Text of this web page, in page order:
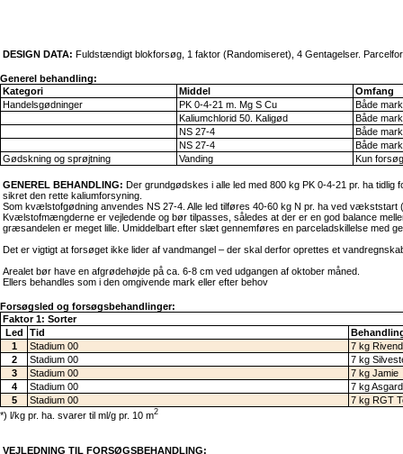
DESIGN DATA: Fuldstændigt blokforsøg, 1 faktor (Randomiseret), 4 Gentagelser.
Generel behandling:
Kategori
Middel
Omfang
Handelsgødninger
PK 0-4-21 m. Mg S Cu
Både
Kaliumchlorid 50. Kaligød
Både
NS 27-4
Både
NS 27-4
Både
Gødskning og sprøjtning
Vanding Kun forsøg
GENEREL BEHANDLING: Der grundgødskes i alle led med 800 kg PK 0-4-21 pr. ha
sikret den rette kaliumforsyning.
Som kvælstofgødning anvendes NS 27-4. Alle led tilføres 40-60 kg N pr. ha ved vækststart
Kvælstofmængderne er vejledende og bør tilpasses, således at der er en god balance
græsandelen er meget lille. Umiddelbart efter slæt gennemføres en parceladskillelse med
Det er vigtigt at forsøget ikke lider af vandmangel – der skal derfor oprettes et
Arealet bør have en afgrødehøjde på ca. 6-8 cm ved udgangen af oktober måned.
Ellers behandles som i den omgivende mark eller efter behov
Forsøgsled og forsøgsbehandlinger:
Faktor 1: Sorter
Led
Tid
1
Stadium 00
7 kg
2
Stadium 00
7 kg
3
Stadium 00
7 kg Jamie
4
Stadium 00
7 kg Asgard
5
Stadium 00
7 kg RGT
*) l/kg pr. ha. svarer til ml/g pr. 10 m2
VEJLEDNING TIL FORSØGSBEHANDLING: